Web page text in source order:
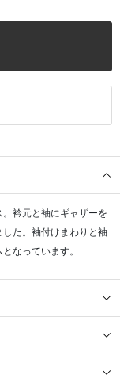
衿元と袖にギャザーを
た。袖付けまわりと袖
なっています。